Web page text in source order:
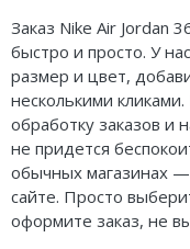
Заказ Nike Air Jordan
быстро и просто. У
размер и цвет,
несколькими
обработку заказов и
не придется
обычных магазинах
сайте. Просто
оформите заказ, не